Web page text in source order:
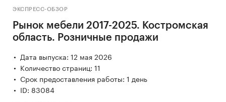
ЭКСПРЕСС-ОБЗОР
Рынок мебели 2017-2025. Костромская
область. Розничные продажи
Дата выпуска: 12 мая 2026
Количество страниц: 11
Срок предоставления работы: 1 день
ID: 83084